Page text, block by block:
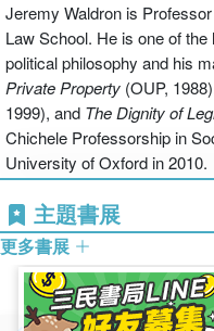
overview of his contribution,
facing the Obama
dealing with the legacy of the
be essential reading for all
politics, security law, and the
response to terrorism"--
Jeremy Waldron is
Law School. He is one of
political philosophy and his
Private Property (OUP,
1999), and The Dignity of
Chichele Professorship in
University of Oxford in 2010.
主題書展
更多書展